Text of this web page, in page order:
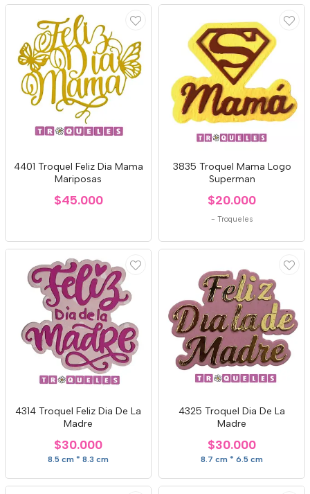
4401 Troquel Feliz Dia Mama
Mariposas
$45.000
3835 Troquel Mama Logo
Superman
$20.000
- Troqueles
4314 Troquel Feliz Dia De La
Madre
$30.000
8.5 cm * 8.3 cm
4325 Troquel Dia De La
Madre
$30.000
8.7 cm * 6.5 cm